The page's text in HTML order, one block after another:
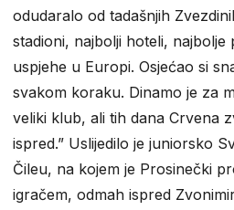
odudaralo od tadašnjih
stadioni, najbolji hoteli,
uspjehe u Europi. Osjećao si
svakom koraku. Dinamo je za
veliki klub, ali tih dana Crvena
ispred.” Uslijedilo je juniorsko
Čileu, na kojem je Prosinečki
igračem, odmah ispred